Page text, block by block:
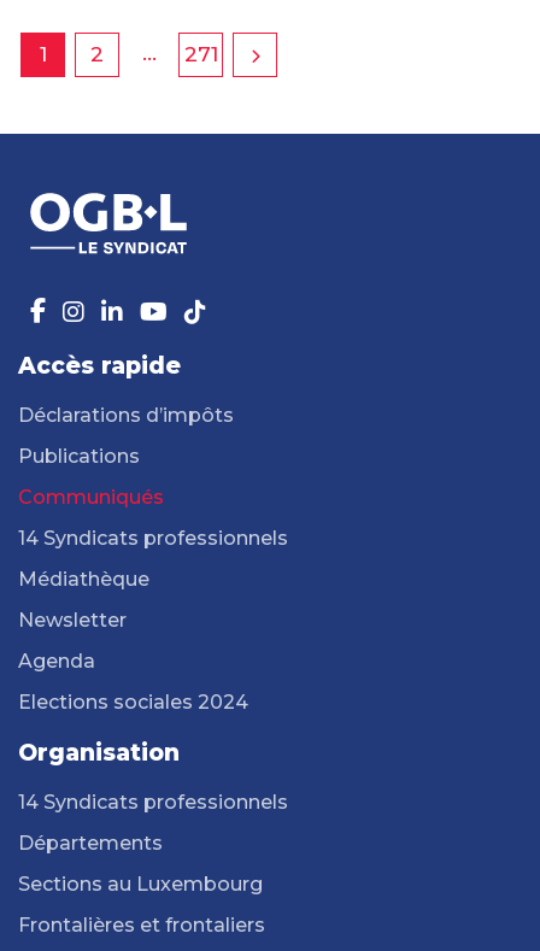
1 2 … 271
Accès rapide
Déclarations d’impôts
Publications
Communiqués
14 Syndicats professionnels
Médiathèque
Newsletter
Agenda
Elections sociales 2024
Organisation
14 Syndicats professionnels
Départements
Sections au Luxembourg
Frontalières et frontaliers